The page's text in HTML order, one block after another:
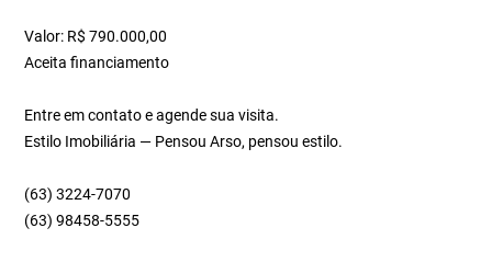
Valor: R$ 790.000,00
Aceita financiamento
Entre em contato e agende sua visita.
Estilo Imobiliária — Pensou Arso, pensou estilo.
(63) 3224-7070
(63) 98458-5555